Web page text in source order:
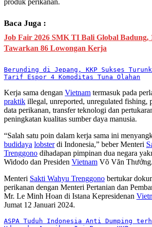
produk perikanan.
Baca Juga :
Job Fair 2026 SMK TI Bali Global Badung,
Tawarkan 86 Lowongan Kerja
Berunding di Jepang, KKP Sukses
Tarif Espor 4 Komoditas Tuna Olahan
Kerja sama dengan Vietnam termasuk pada
praktik illegal, unreported, unregulated fishing,
data perikanan, transfer teknologi dan
peningkatan kualitas sumber daya manusia.
“Salah satu poin dalam kerja sama ini
budidaya lobsterdi Indonesia,” beber Menteri
Trenggono dihadapan pimpinan dua negara
Widodo dan Presiden Vietnam Võ Văn Thưởng.
Menteri Sakti Wahyu Trenggono bertukar
perikanan dengan Menteri Pertanian dan
Mr. Le Minh Hoan di Istana Kepresidenan
Jumat 12 Januari 2024.
ASPA Tuduh Indonesia Anti Dumping